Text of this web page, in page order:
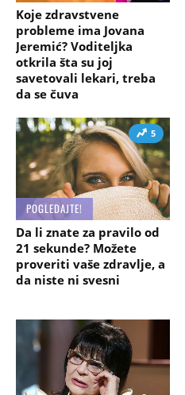
Koje zdravstvene
probleme ima Jovana
Jeremić? Voditeljka
otkrila šta su joj
savetovali lekari, treba
da se čuva
5
POGLEDAJTE!
Da li znate za pravilo od
21 sekunde? Možete
proveriti vaše zdravlje, a
da niste ni svesni